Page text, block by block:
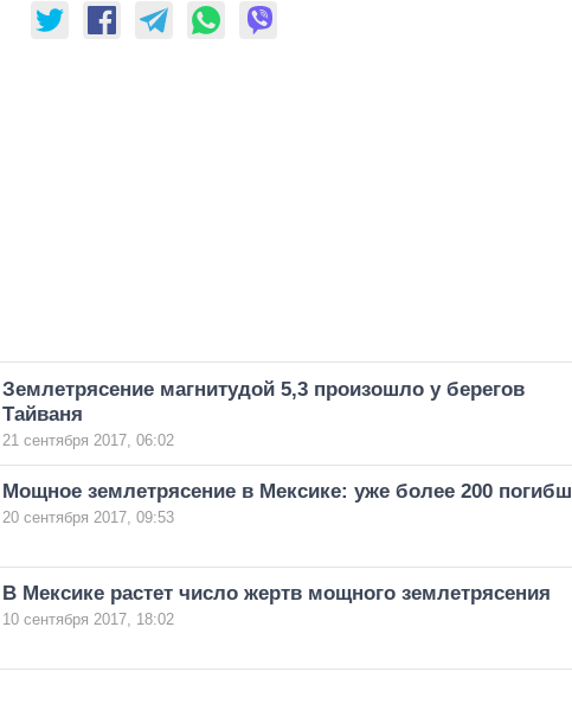
Землетрясение магнитудой 5,3 произошло у берегов
Тайваня
21 сентября 2017, 06:02
Мощное землетрясение в Мексике: уже более 200
20 сентября 2017, 09:53
В Мексике растет число жертв мощного землетрясения
10 сентября 2017, 18:02